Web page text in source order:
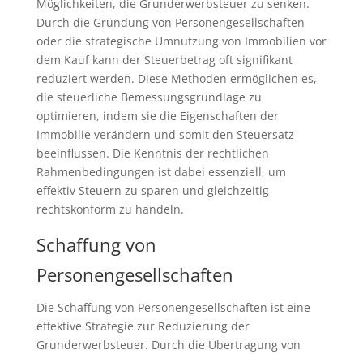
Möglichkeiten, die Grunderwerbsteuer zu senken.
Durch die Gründung von Personengesellschaften
oder die strategische Umnutzung von Immobilien vor
dem Kauf kann der Steuerbetrag oft signifikant
reduziert werden. Diese Methoden ermöglichen es,
die steuerliche Bemessungsgrundlage zu
optimieren, indem sie die Eigenschaften der
Immobilie verändern und somit den Steuersatz
beeinflussen. Die Kenntnis der rechtlichen
Rahmenbedingungen ist dabei essenziell, um
effektiv Steuern zu sparen und gleichzeitig
rechtskonform zu handeln.
Schaffung von
Personengesellschaften
Die Schaffung von Personengesellschaften ist eine
effektive Strategie zur Reduzierung der
Grunderwerbsteuer. Durch die Übertragung von